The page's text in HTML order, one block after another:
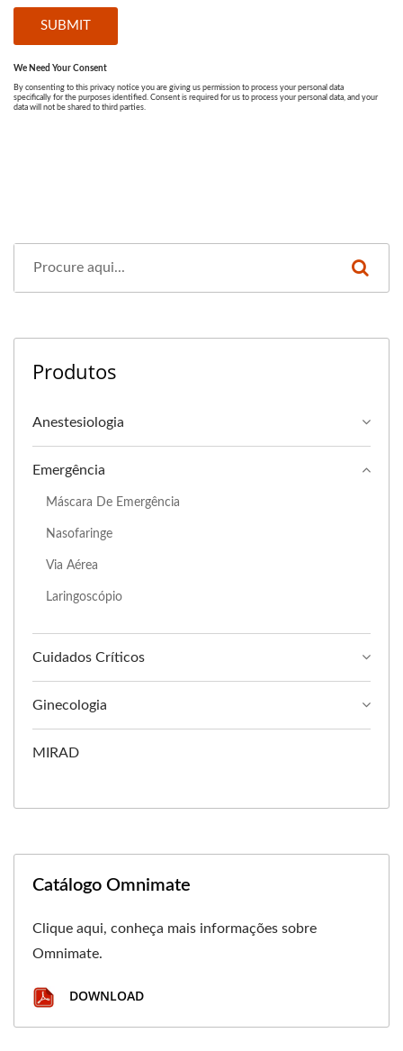
Produtos
Anestesiologia
Emergência
Máscara De Emergência
Nasofaringe
Via Aérea
Laringoscópio
Cuidados Críticos
Ginecologia
MIRAD
Catálogo Omnimate
Clique aqui, conheça mais informações sobre
Omnimate.
DOWNLOAD